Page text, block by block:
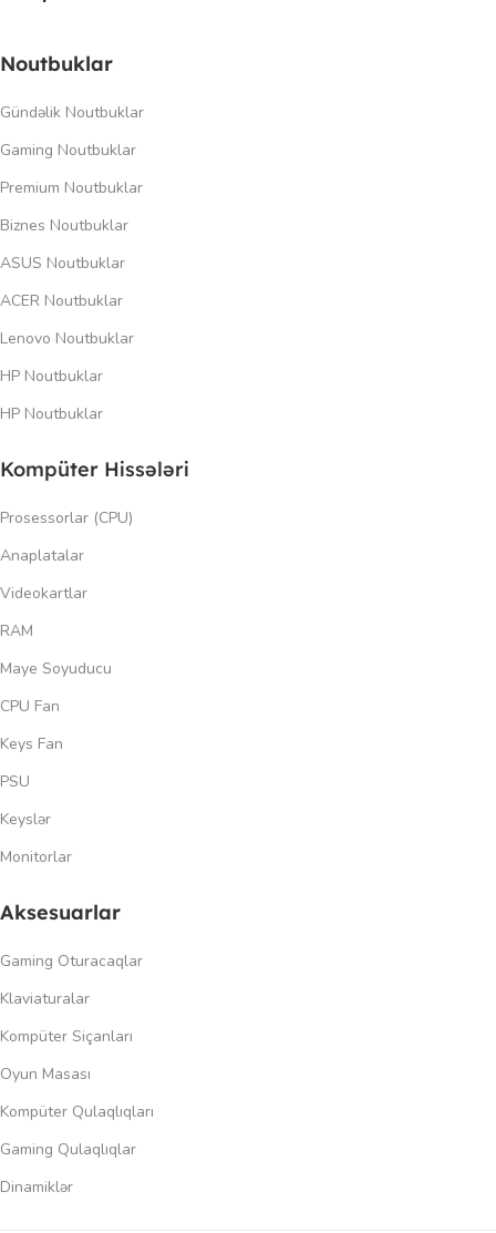
Noutbuklar
Gündəlik Noutbuklar
Gaming Noutbuklar
Premium Noutbuklar
Biznes Noutbuklar
ASUS Noutbuklar
ACER Noutbuklar
Lenovo Noutbuklar
HP Noutbuklar
HP Noutbuklar
Kompüter Hissələri
Prosessorlar (CPU)
Anaplatalar
Videokartlar
RAM
Maye Soyuducu
CPU Fan
Keys Fan
PSU
Keyslər
Monitorlar
Aksesuarlar
Gaming Oturacaqlar
Klaviaturalar
Kompüter Siçanları
Oyun Masası
Kompüter Qulaqlıqları
Gaming Qulaqlıqlar
Dinamiklər